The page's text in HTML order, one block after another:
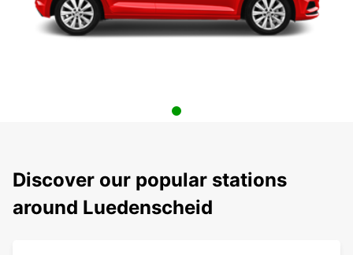
Discover our popular stations
around Luedenscheid